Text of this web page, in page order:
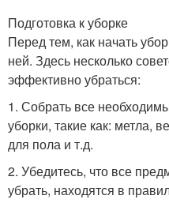
Подготовка к уборке
Перед тем, как начать
ней. Здесь несколько
эффективно убраться:
1. Собрать все
уборки, такие как: метла,
для пола и т.д.
2. Убедитесь, что все
убрать, находятся в